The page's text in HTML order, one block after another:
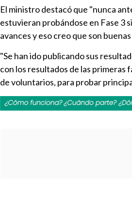
El ministro destacó que "nunca
estuvieran probándose en Fase 3
avances y eso creo que son
"Se han ido publicando sus
con los resultados de las primeras
de voluntarios, para probar